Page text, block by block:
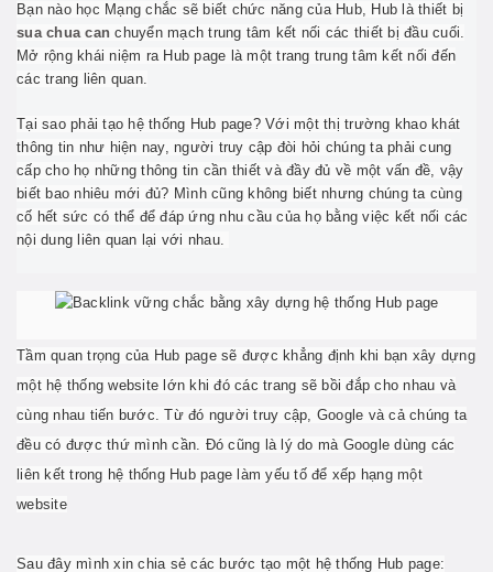
Bạn nào học Mạng chắc sẽ biết chức năng của Hub, Hub là thiết bị
sua chua can chuyển mạch trung tâm kết nối các thiết bị đầu cuối.
Mở rộng khái niệm ra Hub page là một trang trung tâm kết nối đến
các trang liên quan.
Tại sao phải tạo hệ thống Hub page? Với một thị trường khao khát
thông tin như hiện nay, người truy cập đòi hỏi chúng ta phải cung
cấp cho họ những thông tin cần thiết và đầy đủ về một vấn đề, vậy
biết bao nhiêu mới đủ? Mình cũng không biết nhưng chúng ta cùng
cố hết sức có thể để đáp ứng nhu cầu của họ bằng việc kết nối các
nội dung liên quan lại với nhau.
Tầm quan trọng của Hub page sẽ được khẳng định khi bạn xây dựng
một hệ thống website lớn khi đó các trang sẽ bồi đắp cho nhau và
cùng nhau tiến bước. Từ đó người truy cập, Google và cả chúng ta
đều có được thứ mình cần. Đó cũng là lý do mà Google dùng các
liên kết trong hệ thống Hub page làm yếu tố để xếp hạng một
website
Sau đây mình xin chia sẻ các bước tạo một hệ thống Hub page: